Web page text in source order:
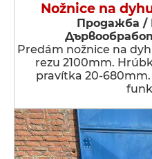
Nožnice na
Продажба /
Predám nožnice na
rezu 2100mm.
pravítka 20-680mm.